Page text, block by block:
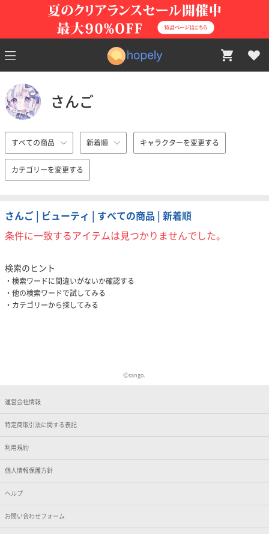
さんご
すべての商品 新着順 キャラクターを変更する
カテゴリーを変更する
さんご | ビューティ | すべての商品 | 新着順
条件に一致するアイテムは見つかりませんでした。
検索のヒント
検索ワードに間違いがないか確認する
他の検索ワードで試してみる
カテゴリーから探してみる
Ⓒsango.
運営会社情報
特定商取引法に関する表記
利用規約
個人情報保護方針
ヘルプ
お問い合わせフォーム